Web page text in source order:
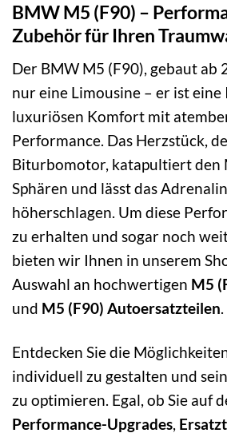
BMW M5 (F90) –
Zubehör für Ihren
Der BMW M5 (F90), gebaut ab
nur eine Limousine – er ist
luxuriösen Komfort mit
Performance. Das Herzstück,
Biturbomotor, katapultiert den
Sphären und lässt das
höherschlagen. Um diese
zu erhalten und sogar noch
bieten wir Ihnen in unserem
Auswahl an hochwertigen M5
und M5 (F90) Autoersatzteilen.
Entdecken Sie die
individuell zu gestalten und
zu optimieren. Egal, ob Sie auf
Performance-Upgrades